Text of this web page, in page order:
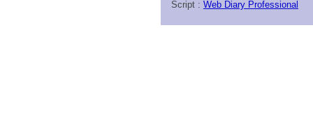
Script : Web Diary Professional